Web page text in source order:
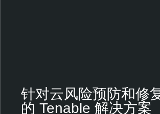
针对云风险预防和修
的 Tenable 解决方案